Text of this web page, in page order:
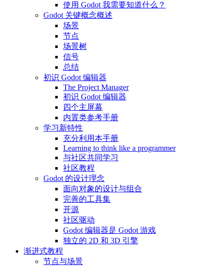
使用 Godot 我需要知道什么？
Godot 关键概念概述
场景
节点
场景树
信号
总结
初识 Godot 编辑器
The Project Manager
初识 Godot 编辑器
四个主屏幕
内置类参考手册
学习新特性
充分利用本手册
Learning to think like a programmer
与社区共同学习
社区教程
Godot 的设计理念
面向对象的设计与组合
完善的工具集
开源
社区驱动
Godot 编辑器是 Godot 游戏
独立的 2D 和 3D 引擎
渐进式教程
节点与场景